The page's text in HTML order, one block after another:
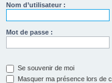
Nom d’utilisateur :
Mot de passe :
Se souvenir de moi
Masquer ma présence lors de